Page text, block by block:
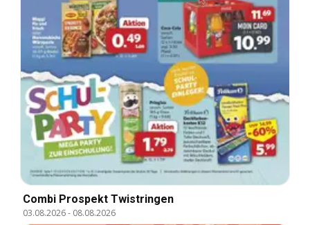
Combi Prospekt Twistringen
03.08.2026- 08.08.2026